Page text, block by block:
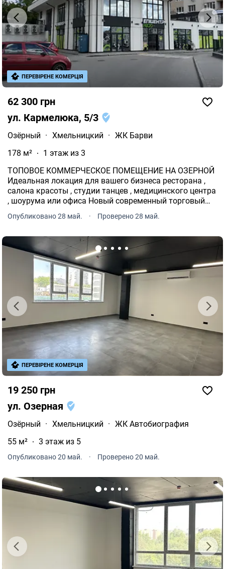
62 300 грн
ул. Кармелюка, 5/3
Озёрный · Хмельницкий · ЖК Барви
178 м²
1 этаж из 3
ТОПОВОЕ КОММЕРЧЕСКОЕ ПОМЕЩЕНИЕ НА ОЗЕРНОЙ
Идеальная локация для вашего бизнеса ресторана ️,
салона красоты , студии танцев , медицинского центра
, шоурума или офиса Новый современный торговый
парковка Огромные панорамные окна и
Опубликовано 28 май. · Проверено 28 май.
ПЕРЕВІРЕНЕ КОМЕРЦІЯ
19 250 грн
ул. Озерная
Озёрный · Хмельницкий · ЖК Автобиография
55 м²
3 этаж из 5
Опубликовано 20 май. · Проверено 20 май.
ПЕРЕВІРЕНЕ КОМЕРЦІЯ